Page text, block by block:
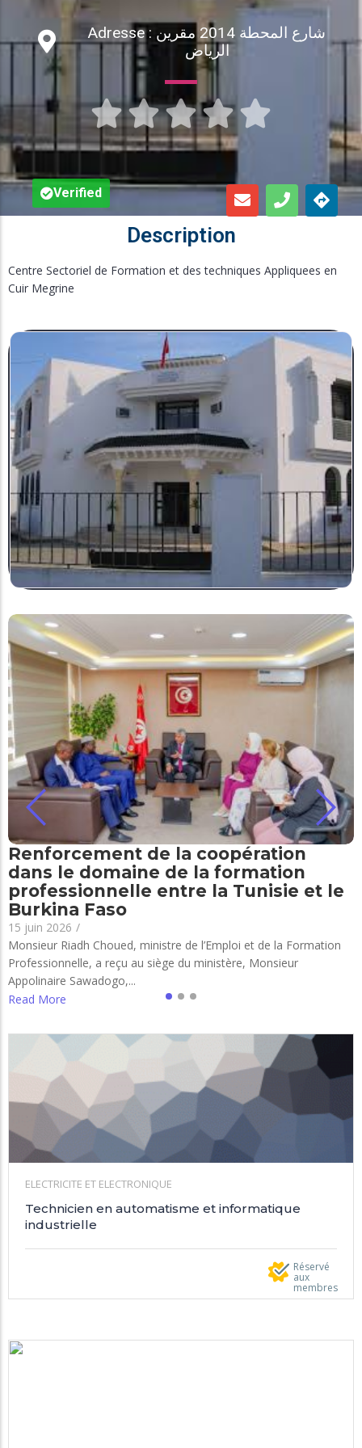
Inscription en Ligne
Bourses
Foire aux Questions
Adresse : شارع المحطة 2014 مقرين
الرياض

Verified
Description
Centre Sectoriel de Formation et des techniques Appliquees en
Cuir Megrine
Renforcement de la coopération
dans le domaine de la formation
professionnelle entre la Tunisie et le
Burkina Faso
15 juin 2026 /
Monsieur Riadh Choued, ministre de l’Emploi et de la Formation
Professionnelle, a reçu au siège du ministère, Monsieur
Appolinaire Sawadogo,...
Read More
ELECTRICITE ET ELECTRONIQUE
Technicien en automatisme et informatique
industrielle
Réservé
aux
membres